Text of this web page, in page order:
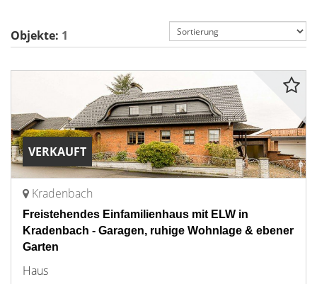
Objekte: 1
VERKAUFT
Kradenbach
Freistehendes Einfamilienhaus mit ELW in
Kradenbach - Garagen, ruhige Wohnlage & ebener
Garten
Haus